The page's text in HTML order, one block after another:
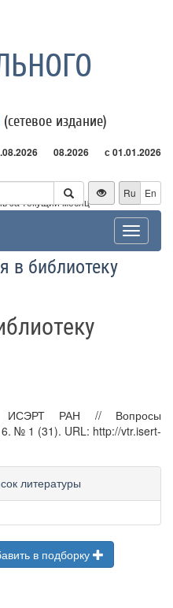
(сетевое издание)
08.2026 с 01.01.2026
за текущий месяц
Ru En
Toggle
в библиотеку
ИСЭРТ РАН // Вопросы
№ 1 (31). URL: http://vtr.isert-
литературы
в подборку